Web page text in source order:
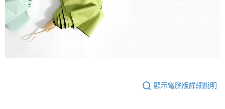
顯示電腦版詳細說明